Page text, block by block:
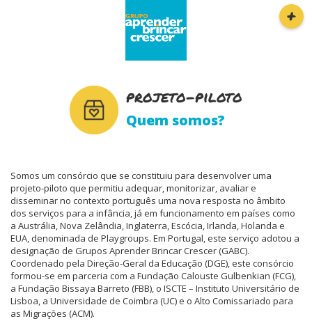
Início
Famílias
Entidades
Notícias
Contactos
+
projeto-piloto
Quem somos?
Somos um consórcio que se constituiu para desenvolver uma
projeto-piloto que permitiu adequar, monitorizar, avaliar e
disseminar no contexto português uma nova resposta no âmbito
dos serviços para a infância, já em funcionamento em países como
a Austrália, Nova Zelândia, Inglaterra, Escócia, Irlanda, Holanda e
EUA, denominada de Playgroups. Em Portugal, este serviço adotou a
designação de Grupos Aprender Brincar Crescer (GABC).
Coordenado pela Direção-Geral da Educação (DGE), este consórcio
formou-se em parceria com a Fundação Calouste Gulbenkian (FCG),
a Fundação Bissaya Barreto (FBB), o ISCTE – Instituto Universitário de
Lisboa, a Universidade de Coimbra (UC) e o Alto Comissariado para
as Migrações (ACM).